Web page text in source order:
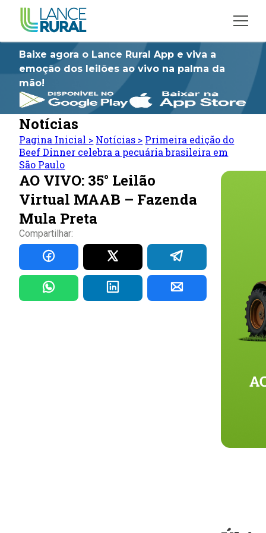
Baixe agora o Lance Rural App e viva a
emoção dos leilões ao vivo na palma da
mão!
Notícias
Pagina Inicial > Notícias > Primeira edição do
Beef Dinner celebra a pecuária brasileira em
São Paulo
AO VIVO: 35° Leilão
Virtual MAAB – Fazenda
Mula Preta
Compartilhar: